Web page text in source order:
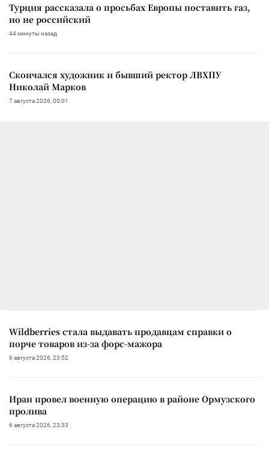
Турция рассказала о просьбах Европы поставить газ,
но не российский
44 минуты назад
Скончался художник и бывший ректор ЛВХПУ
Николай Марков
7 августа 2026, 00:01
Wildberries стала выдавать продавцам справки о
порче товаров из-за форс-мажора
6 августа 2026, 23:52
Иран провел военную операцию в районе Ормузского
пролива
6 августа 2026, 23:33